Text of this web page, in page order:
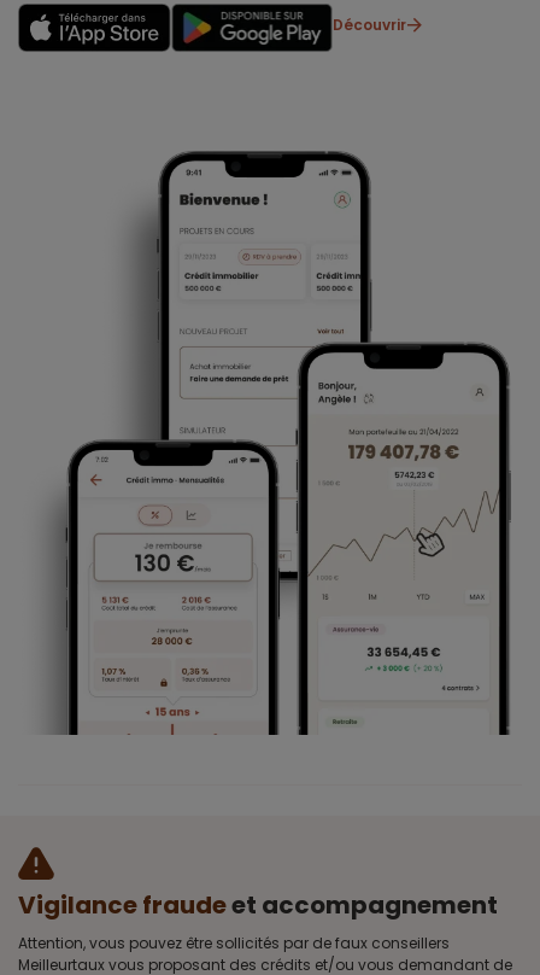
Découvrir
Vigilance fraudeet accompagnement
Attention, vous pouvez être sollicités par de faux conseillers
Meilleurtaux vous proposant des crédits et/ou vous demandant de